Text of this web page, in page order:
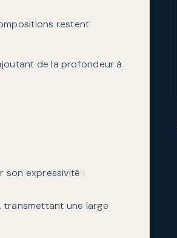
restent
de la profondeur à
son expressivité :
transmettant une large